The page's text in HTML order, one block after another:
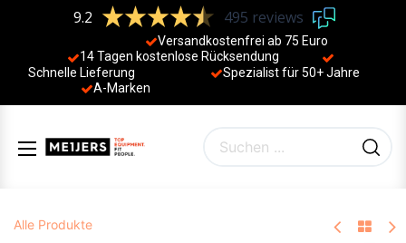
9.2 495 reviews
Versandkostenfrei ab 75 Euro
14 Tagen kostenlose Rücksendung
Schnelle Lieferung
Spezialist für 50+ Jahre
A-Marken
Alle Produkte